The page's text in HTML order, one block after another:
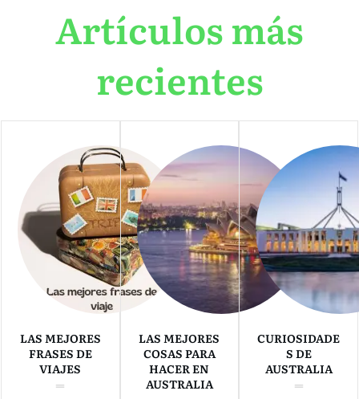
Artículos más
recientes
LAS MEJORES
FRASES DE
VIAJES
LAS MEJORES
COSAS PARA
HACER EN
AUSTRALIA
CURIOSIDADE
S DE
AUSTRALIA